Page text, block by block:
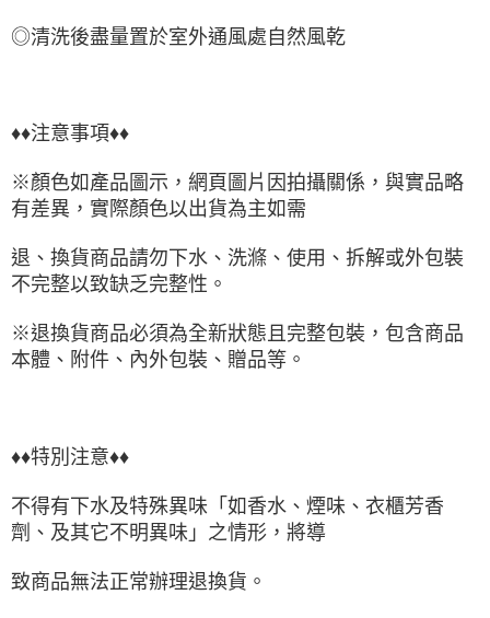
◎清洗後盡量置於室外通風處自然風乾
♦♦注意事項♦♦
※顏色如產品圖示，網頁圖片因拍攝關係，與實品略
有差異，實際顏色以出貨為主如需
退、換貨商品請勿下水、洗滌、使用、拆解或外包裝
不完整以致缺乏完整性。
※退換貨商品必須為全新狀態且完整包裝，包含商品
本體、附件、內外包裝、贈品等。
♦♦特別注意♦♦
不得有下水及特殊異味「如香水、煙味、衣櫃芳香
劑、及其它不明異味」之情形，將導
致商品無法正常辦理退換貨。